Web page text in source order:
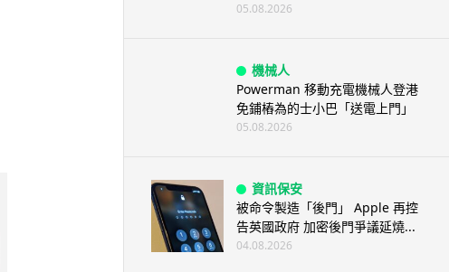
05.08.2026
機械人
Powerman 移動充電機械人登港
免鋪樁為的士小巴「送電上門」
05.08.2026
資訊保安
被命令製造「後門」 Apple 再控
告英國政府 加密後門爭議延燒...
04.08.2026